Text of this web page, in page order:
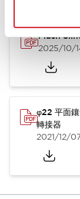
Flush
2025/10/
φ22 平面
轉接器
2021/12/